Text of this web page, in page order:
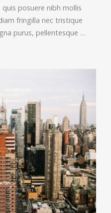
posuere nibh mollis
fringilla nec tristique
purus, pellentesque …